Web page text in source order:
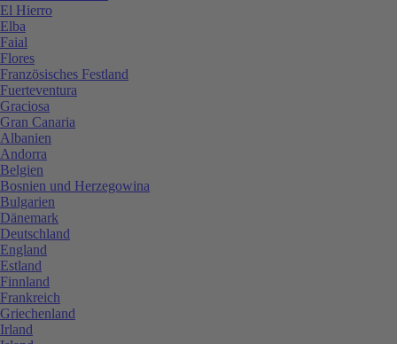
El Hierro
Elba
Faial
Flores
Französisches Festland
Fuerteventura
Graciosa
Gran Canaria
Albanien
Andorra
Belgien
Bosnien und Herzegowina
Bulgarien
Dänemark
Deutschland
England
Estland
Finnland
Frankreich
Griechenland
Irland